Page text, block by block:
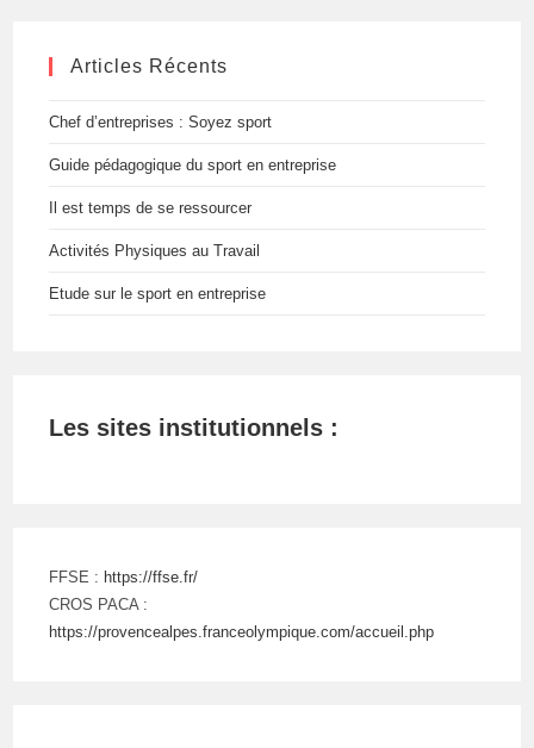
Articles Récents
Chef d’entreprises : Soyez sport
Guide pédagogique du sport en entreprise
Il est temps de se ressourcer
Activités Physiques au Travail
Etude sur le sport en entreprise
Les sites institutionnels :
FFSE : https://ffse.fr/
CROS PACA :
https://provencealpes.franceolympique.com/accueil.php